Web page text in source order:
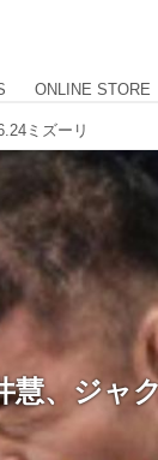
ONLINE STORE
ミズーリ
慧、ジャ